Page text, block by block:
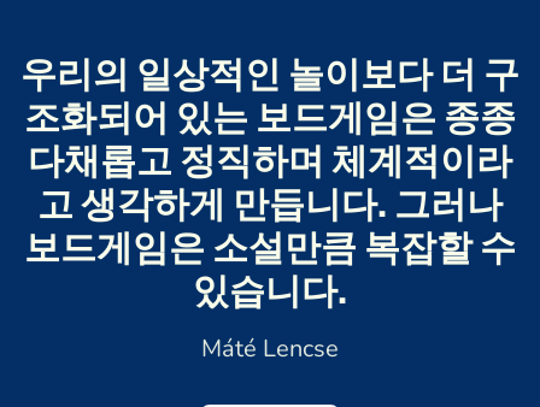
우리의 일상적인 놀이보다 더 구
조화되어 있는 보드게임은 종종
다채롭고 정직하며 체계적이라
고 생각하게 만듭니다. 그러나
보드게임은 소설만큼 복잡할 수
있습니다.
Máté Lencse